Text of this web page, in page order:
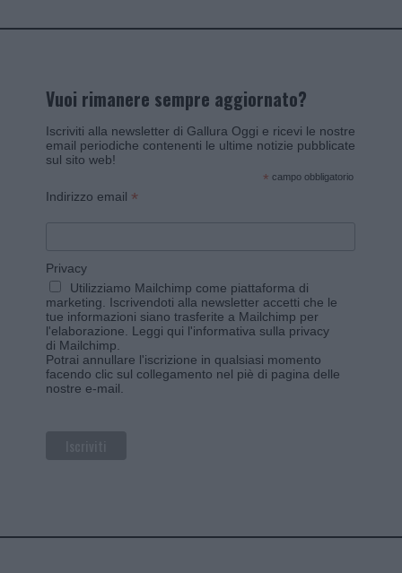
Vuoi rimanere sempre aggiornato?
Iscriviti alla newsletter di Gallura Oggi e ricevi le nostre
email periodiche contenenti le ultime notizie pubblicate
sul sito web!
* campo obbligatorio
Indirizzo email *
Privacy
Utilizziamo Mailchimp come piattaforma di
marketing. Iscrivendoti alla newsletter accetti che le
tue informazioni siano trasferite a Mailchimp per
l'elaborazione. Leggi qui l'informativa sulla privacy
di Mailchimp
Potrai annullare l'iscrizione in qualsiasi momento
facendo clic sul collegamento nel piè di pagina delle
nostre e-mail.